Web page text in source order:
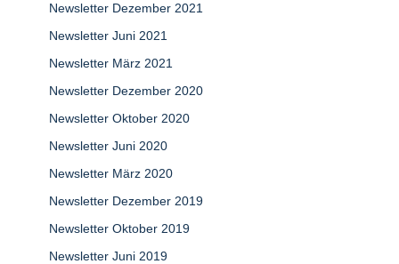
Newsletter Dezember 2021
Newsletter Juni 2021
Newsletter März 2021
Newsletter Dezember 2020
Newsletter Oktober 2020
Newsletter Juni 2020
Newsletter März 2020
Newsletter Dezember 2019
Newsletter Oktober 2019
Newsletter Juni 2019